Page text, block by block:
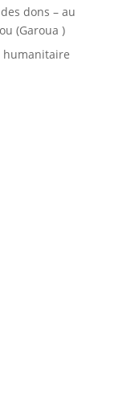
dons – au
(Garoua )
humanitaire